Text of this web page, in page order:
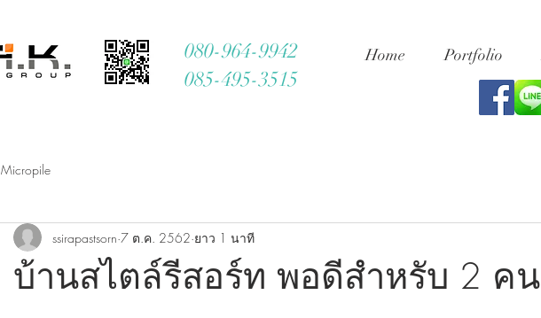
Home Portfolio
080-964-9942
085-495-3515
Micropile
บ้านสไตล์รีสอร์ท พอดีสำหรับ 2 คน
ssirapastsorn 7 ต.ค. 2562 ยาว 1 นาที